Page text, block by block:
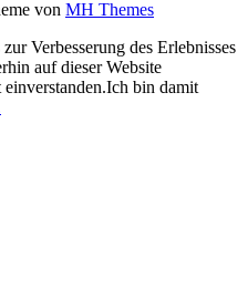
von MH Themes
Verbesserung des Erlebnisses
auf dieser Website
Ich bin damit